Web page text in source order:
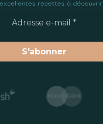
recettes à découvrir